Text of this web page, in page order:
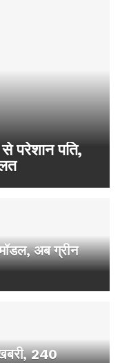
परेशान पति,
अब ग्रीन
240